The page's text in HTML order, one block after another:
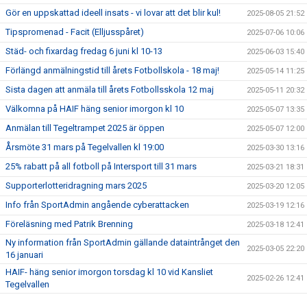
Gör en uppskattad ideell insats - vi lovar att det blir kul! 2025-08-05 21:52
Tipspromenad - Facit (Elljusspåret) 2025-07-06 10:06
Städ- och fixardag fredag 6 juni kl 10-13 2025-06-03 15:40
Förlängd anmälningstid till årets Fotbollskola - 18 maj! 2025-05-14 11:25
Sista dagen att anmäla till årets Fotbollsskola 12 maj 2025-05-11 20:32
Välkomna på HAIF häng senior imorgon kl 10 2025-05-07 13:35
Anmälan till Tegeltrampet 2025 är öppen 2025-05-07 12:00
Årsmöte 31 mars på Tegelvallen kl 19:00 2025-03-30 13:16
25% rabatt på all fotboll på Intersport till 31 mars 2025-03-21 18:31
Supporterlotteridragning mars 2025 2025-03-20 12:05
Info från SportAdmin angående cyberattacken 2025-03-19 12:16
Föreläsning med Patrik Brenning 2025-03-18 12:41
Ny information från SportAdmin gällande dataintrånget den
16 januari
2025-03-05 22:20
HAIF- häng senior imorgon torsdag kl 10 vid Kansliet
Tegelvallen
2025-02-26 12:41